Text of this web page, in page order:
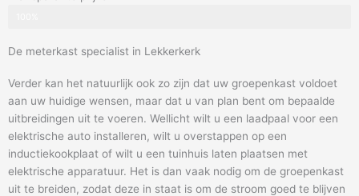
De meterkast specialist in Lekkerkerk
Verder kan het natuurlijk ook zo zijn dat uw groepenkast voldoet
aan uw huidige wensen, maar dat u van plan bent om bepaalde
uitbreidingen uit te voeren. Wellicht wilt u een laadpaal voor een
elektrische auto installeren, wilt u overstappen op een
inductiekookplaat of wilt u een tuinhuis laten plaatsen met
elektrische apparatuur. Het is dan vaak nodig om de groepenkast
uit te breiden, zodat deze in staat is om de stroom goed te blijven